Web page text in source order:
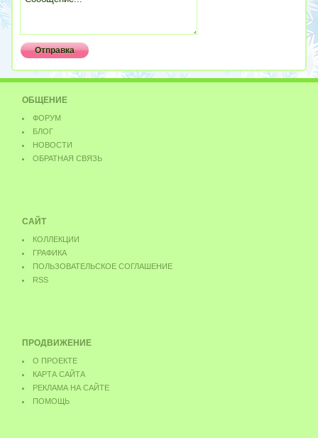
ОБЩЕНИЕ
ФОРУМ
БЛОГ
НОВОСТИ
ОБРАТНАЯ СВЯЗЬ
САЙТ
КОЛЛЕКЦИИ
ГРАФИКА
ПОЛЬЗОВАТЕЛЬСКОЕ СОГЛАШЕНИЕ
RSS
ПРОДВИЖЕНИЕ
О ПРОЕКТЕ
КАРТА САЙТА
РЕКЛАМА НА САЙТЕ
ПОМОЩЬ